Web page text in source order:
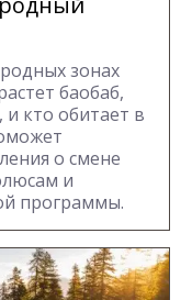
зонах
баобаб,
кто обитает в
о смене
и
программы.